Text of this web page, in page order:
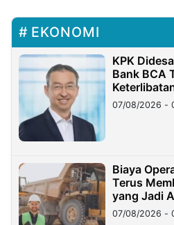
EKONOMI
KPK
Bank BCA
Hilangnya
Miliar
07/08/2026 -
Biaya
Terus
yang Jadi
07/08/2026 -